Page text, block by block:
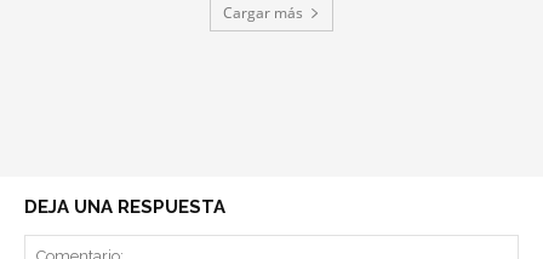
Cargar más
DEJA UNA RESPUESTA